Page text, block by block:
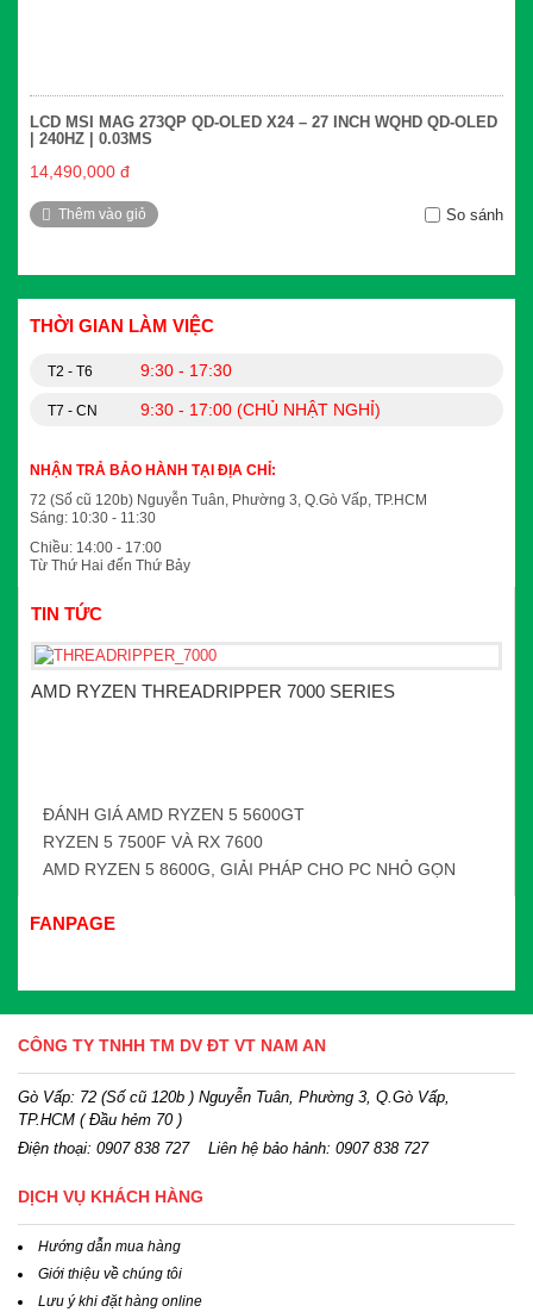
LCD MSI MAG 273QP QD-OLED X24 – 27 INCH WQHD QD-OLED
| 240HZ | 0.03MS
14,490,000 đ
Thêm vào giỏ So sánh
THỜI GIAN LÀM VIỆC
T2 - T6 9:30 - 17:30
T7 - CN 9:30 - 17:00 (CHỦ NHẬT NGHỈ)
NHẬN TRẢ BẢO HÀNH TẠI ĐỊA CHỈ:
72 (Số cũ 120b) Nguyễn Tuân, Phường 3, Q.Gò Vấp, TP.HCM
Sáng: 10:30 - 11:30
Chiều: 14:00 - 17:00
Từ Thứ Hai đến Thứ Bảy
TIN TỨC
AMD RYZEN THREADRIPPER 7000 SERIES
ĐÁNH GIÁ AMD RYZEN 5 5600GT
RYZEN 5 7500F VÀ RX 7600
AMD RYZEN 5 8600G, GIẢI PHÁP CHO PC NHỎ GỌN
FANPAGE
CÔNG TY TNHH TM DV ĐT VT NAM AN
Gò Vấp: 72 (Số cũ 120b ) Nguyễn Tuân, Phường 3, Q.Gò Vấp,
TP.HCM ( Đầu hẻm 70 )
Điện thoại: 0907 838 727Liên hệ bảo hảnh: 0907 838 727
DỊCH VỤ KHÁCH HÀNG
Hướng dẫn mua hàng
Giới thiệu về chúng tôi
Lưu ý khi đặt hàng online